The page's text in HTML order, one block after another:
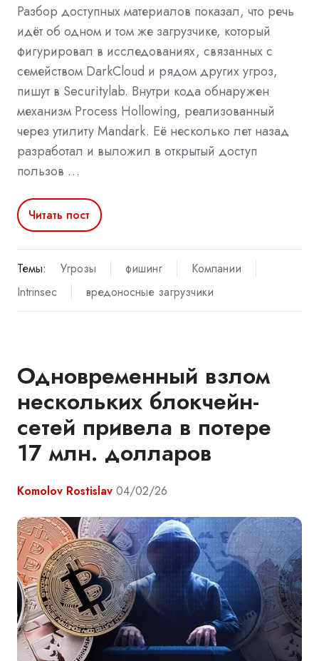
Разбор доступных материалов показал, что речь
идёт об одном и том же загрузчике, который
фигурировал в исследованиях, связанных с
семейством DarkCloud и рядом других угроз,
пишут в Securitylab. Внутри кода обнаружен
механизм Process Hollowing, реализованный
через утилиту Mandark. Её несколько лет назад
разработал и выложил в открытый доступ
пользов …
Читать пост
Темы: Угрозы фишинг
Компании
Intrinsec
вредоносные загрузчики
Одновременный взлом
нескольких блокчейн-
сетей привела в потере
17 млн. долларов
Komolov Rostislav 04/02/26